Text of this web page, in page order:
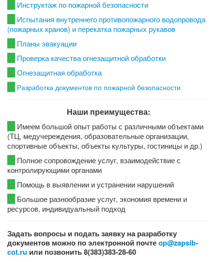
Инструктаж по пожарной безопасности
Испытания внутреннего противопожарного водопровода
(пожарных кранов) и перекатка пожарных рукавов
Планы эвакуации
Проверка качества огнезащитной обработки
Огнезащитная обработка
Разработка документов по пожарной безопасности
Наши преимущества:
Имеем большой опыт работы с различными объектами
(ТЦ, медучереждения, образовательные организации,
спортивные объекты, объекты культуры, гостиницы и др.)
Полное сопровождение услуг, взаимодействие с
контролирующими органами
Помощь в выявлении и устранении нарушений
Большое разнообразие услуг, экономия времени и
ресурсов, индивидуальный подход
Задать вопросы и подать заявку на разработку
документов можно по электронной почтеop@zapsib-
cot.ru или позвонить 8(383)383-28-60